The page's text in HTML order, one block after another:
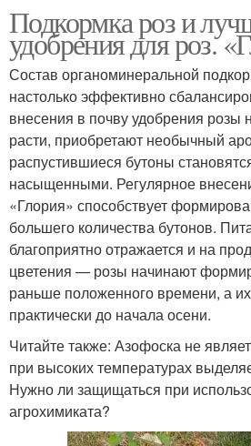
Подкормка роз и
удобрения для роз.
Состав органоминеральной
настолько эффективно
внесения в почву удобрения розы
расти, приобретают необычный
распустившиеся бутоны
насыщенными. Регулярное
«Глория» способствует
большего количества бутонов.
благоприятно отражается и на
цветения — розы начинают
раньше положенного времени, а
практически до начала осени.
Читайте также: Азофоска не
при высоких температурах
Нужно ли защищаться при
агрохимиката?